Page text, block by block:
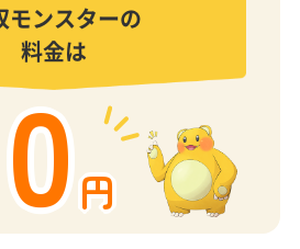
モンスターの
料金は
0円